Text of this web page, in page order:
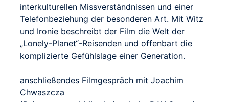
interkulturellen Missverständnissen und einer
Telefonbeziehung der besonderen Art. Mit Witz
und Ironie beschreibt der Film die Welt der
„Lonely-Planet“-Reisenden und offenbart die
komplizierte Gefühlslage einer Generation.
anschließendes Filmgespräch mit Joachim
Chwaszcza